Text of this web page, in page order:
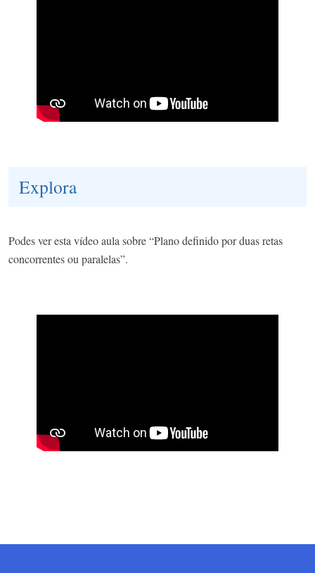
Explora
Podes ver esta vídeo aula sobre “Plano definido por duas retas
concorrentes ou paralelas”.